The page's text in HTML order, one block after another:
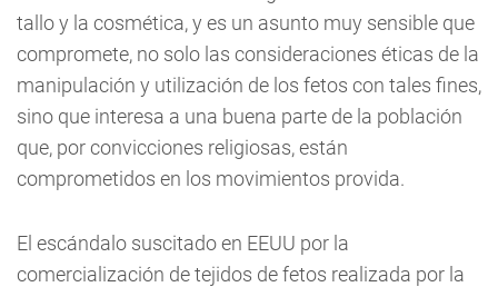
tallo y la cosmética, y es un asunto muy sensible que
compromete, no solo las consideraciones éticas de la
manipulación y utilización de los fetos con tales fines,
sino que interesa a una buena parte de la población
que, por convicciones religiosas, están
comprometidos en los movimientos provida.
El escándalo suscitado en EEUU por la
comercialización de tejidos de fetos realizada por la